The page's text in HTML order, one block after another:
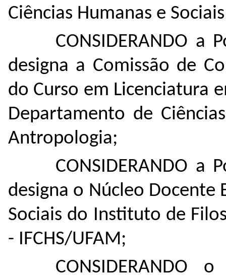
Ciências Humanas e
CONSIDERANDO a
designa a Comissão de
do Curso em Licenciatura
Departamento de
Antropologia;
CONSIDERANDO a
designa o Núcleo Docente
Sociais do Instituto de
- IFCHS/UFAM;
CONSIDERANDO